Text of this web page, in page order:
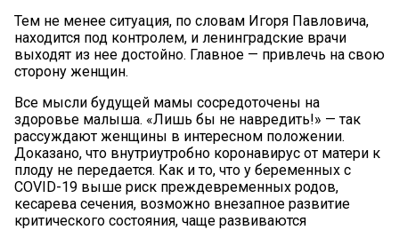
Тем не менее ситуация, по словам Игоря Павловича,
находится под контролем, и ленинградские врачи
выходят из нее достойно. Главное — привлечь на свою
сторону женщин.
Все мысли будущей мамы сосредоточены на
здоровье малыша. «Лишь бы не навредить!» — так
рассуждают женщины в интересном положении.
Доказано, что внутриутробно коронавирус от матери к
плоду не передается. Как и то, что у беременных с
COVID-19 выше риск преждевременных родов,
кесарева сечения, возможно внезапное развитие
критического состояния, чаще развиваются